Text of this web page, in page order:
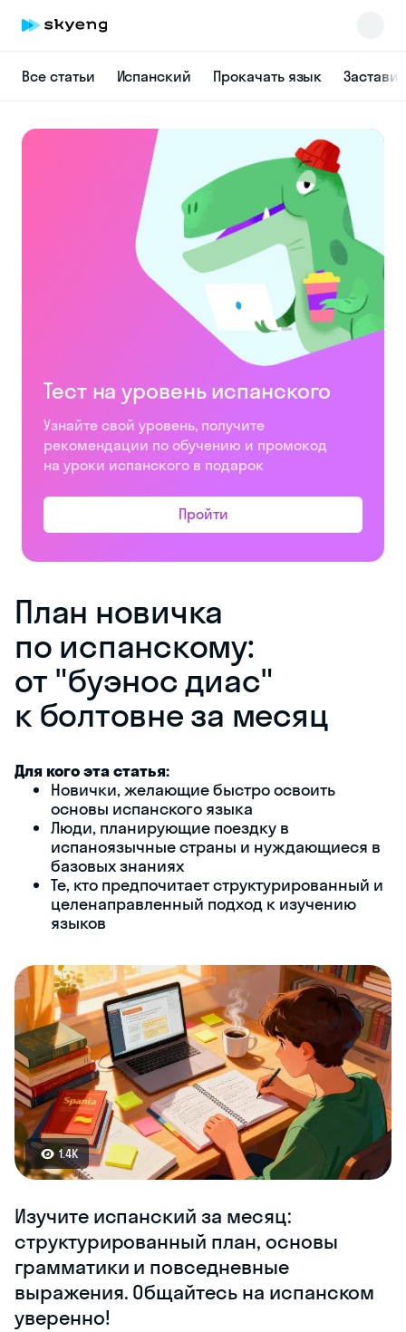
Все статьи Испанский Прокачать язык
Тест на уровень испанского
Узнайте свой уровень, получите
рекомендации по обучению и промокод
на уроки испанского в подарок
Пройти
План новичка
по испанскому:
от "буэнос диас"
к болтовне за месяц
Для кого эта статья:
Новички, желающие быстро освоить
основы испанского языка
Люди, планирующие поездку в
испаноязычные страны и нуждающиеся в
базовых знаниях
Те, кто предпочитает структурированный и
целенаправленный подход к изучению
языков
1.4K
Изучите испанский за месяц:
структурированный план, основы
грамматики и повседневные
выражения. Oбщайтесь на испанском
уверенно!